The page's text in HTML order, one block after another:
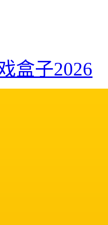
盒子2026